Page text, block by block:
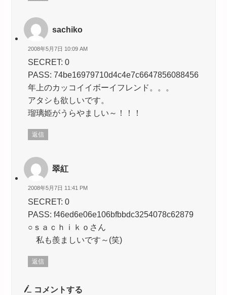
sachiko
2008年5月7日 10:09 AM
SECRET: 0
PASS: 74be16979710d4c4e7c6647856088456
年上のカッコイイボーイフレンド。。。
アタシも欲しいです。
瑠璃姫がうらやましい～！！！
返信
翠紅
2008年5月7日 11:41 PM
SECRET: 0
PASS: f46ed6e06e106bfbbdc3254078c62879
○ｓａｃｈｉｋｏさん
私も羨ましいです～(笑)
返信
コメントする